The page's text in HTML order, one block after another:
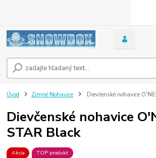
Úvod Zimné Nohavice Dievčenské nohavice
Dievčenské nohavice
STAR Black
Akcia TOP produkt